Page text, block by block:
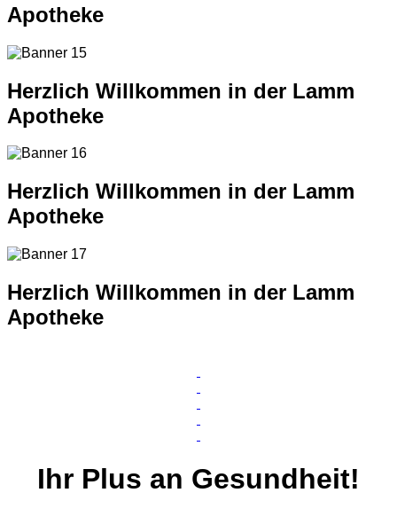
Apotheke
Herzlich Willkommen in der Lamm
Apotheke
Herzlich Willkommen in der Lamm
Apotheke
Herzlich Willkommen in der Lamm
Apotheke
Ihr Plus an Gesundheit!